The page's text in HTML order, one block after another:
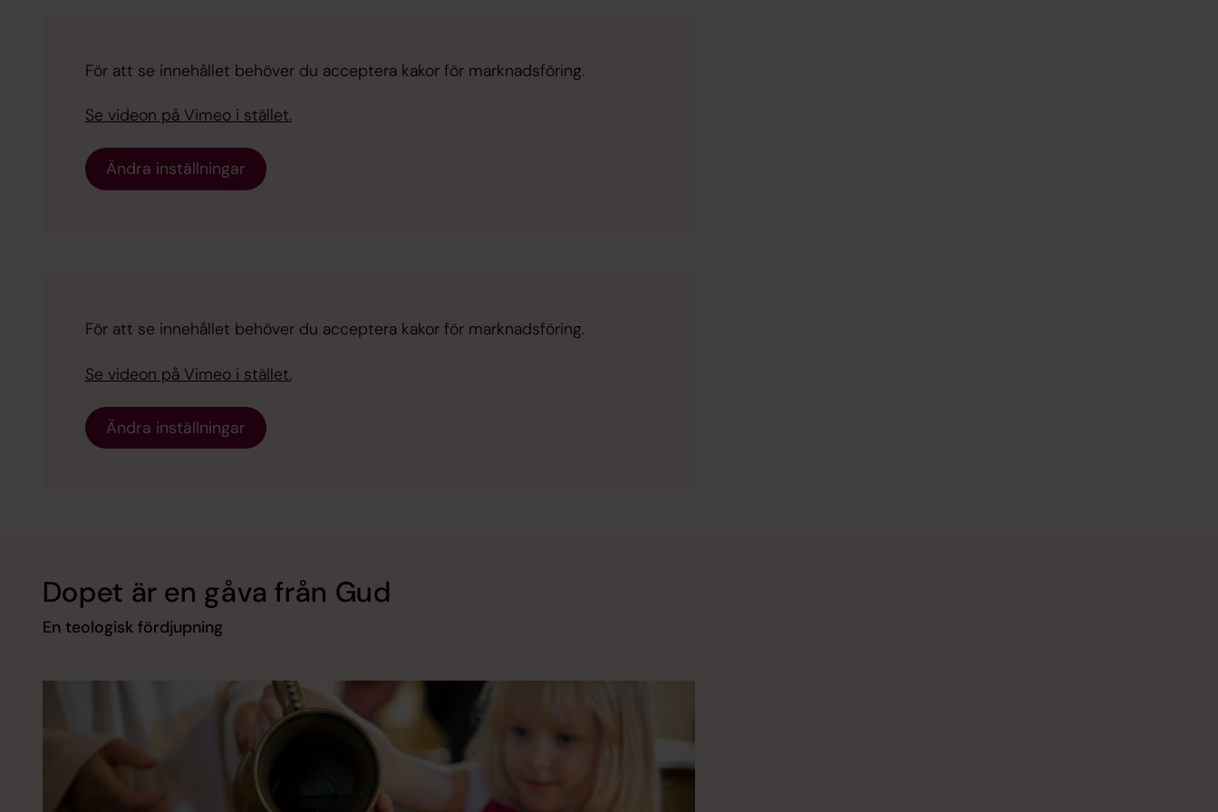
För att se innehållet behöver du acceptera kakor för marknadsföring.
Se videon på Vimeo i stället.
Ändra inställningar
För att se innehållet behöver du acceptera kakor för marknadsföring.
Se videon på Vimeo i stället.
Ändra inställningar
Dopet är en gåva från Gud
En teologisk fördjupning